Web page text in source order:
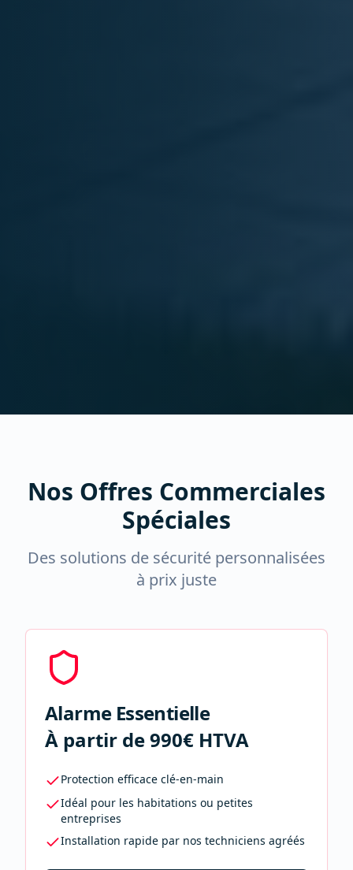
Nos Offres Commerciales
Spéciales
Des solutions de sécurité personnalisées
à prix juste
Alarme Essentielle
À partir de 990€ HTVA
Protection efficace clé-en-main
Idéal pour les habitations ou petites
entreprises
Installation rapide par nos techniciens agréés